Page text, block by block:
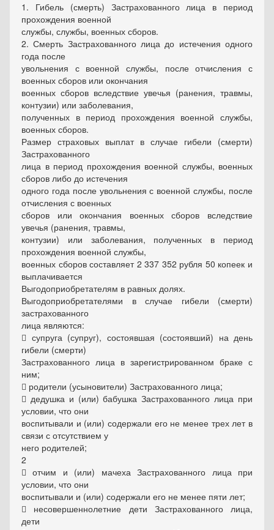
1. Гибель (смерть) Застрахованного лица в период
прохождения военной
службы, службы, военных сборов.
2. Смерть Застрахованного лица до истечения одного
года после
увольнения с военной службы, после отчисления с
военных сборов или окончания
военных сборов вследствие увечья (ранения, травмы,
контузии) или заболевания,
полученных в период прохождения военной службы,
военных сборов.
Размер страховых выплат в случае гибели (смерти)
Застрахованного
лица в период прохождения военной службы, военных
сборов либо до истечения
одного года после увольнения с военной службы, после
отчисления с военных
сборов или окончания военных сборов вследствие
увечья (ранения, травмы,
контузии) или заболевания, полученных в период
прохождения военной службы,
военных сборов составляет 2 337 352 рубля 50 копеек и
выплачивается
Выгодоприобретателям в равных долях.
Выгодоприобретателями в случае гибели (смерти)
застрахованного
лица являются:
 супруга (супруг), состоявшая (состоявший) на день
гибели (смерти)
Застрахованного лица в зарегистрированном браке с
ним;
 родители (усыновители) Застрахованного лица;
 дедушка и (или) бабушка Застрахованного лица при
условии, что они
воспитывали и (или) содержали его не менее трех лет в
связи с отсутствием у
него родителей;
2
 отчим и (или) мачеха Застрахованного лица при
условии, что они
воспитывали и (или) содержали его не менее пяти лет;
 несовершеннолетние дети Застрахованного лица,
дети